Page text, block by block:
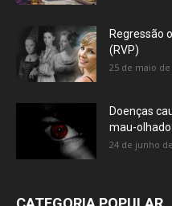
Regressão
(RVP)
25 de maio de
Doenças
mau-olhado
24 de junho